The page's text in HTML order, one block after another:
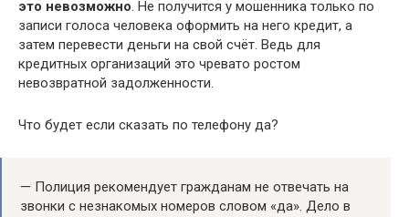
это невозможно. Не получится у мошенника только по
записи голоса человека оформить на него кредит, а
затем перевести деньги на свой счёт. Ведь для
кредитных организаций это чревато ростом
невозвратной задолженности.
Что будет если сказать по телефону да?
— Полиция рекомендует гражданам не отвечать на
звонки с незнакомых номеров словом «да». Дело в